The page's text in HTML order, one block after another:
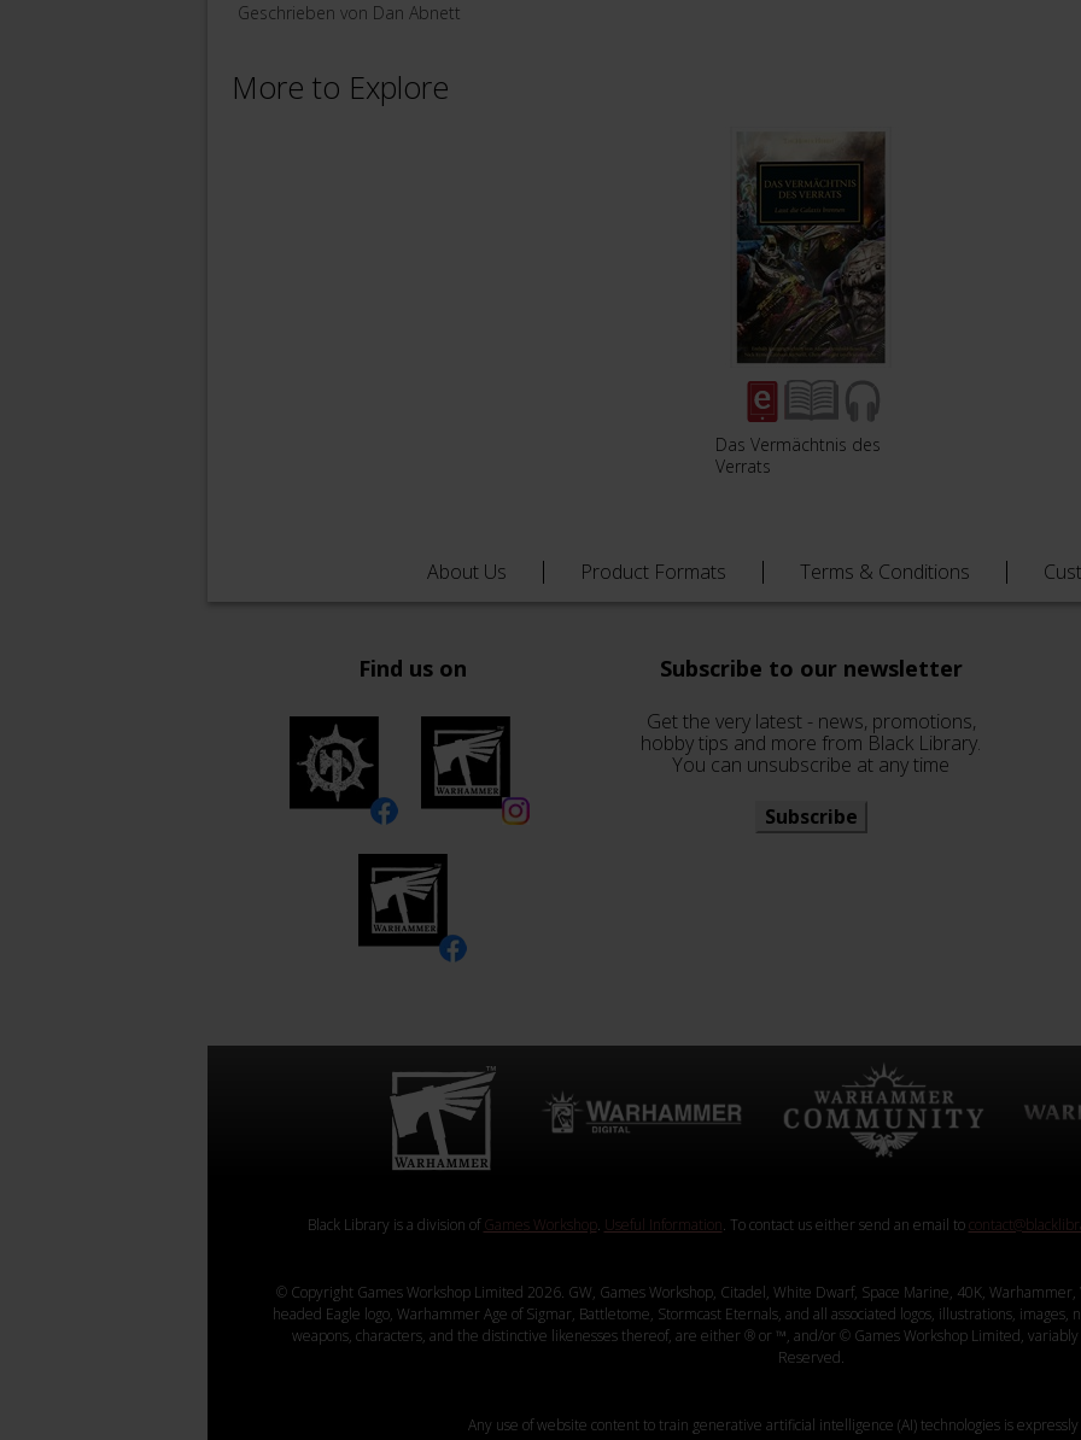
Geschrieben von Dan Abnett
More to Explore
Das Vermächtnis des
Verrats
About Us Product Formats Terms & Conditions
Find us on Subscribe to our newsletter
Get the very latest - news, promotions,
hobby tips and more from Black Library.
You can unsubscribe at any time
Subscribe
Black Library is a division ofGames Workshop. Useful Information. To contact us either send an email to
© Copyright Games Workshop Limited 2026. GW, Games Workshop, Citadel, White Dwarf, Space Marine, 40K,
headed Eagle logo, Warhammer Age of Sigmar, Battletome, Stormcast Eternals, and all associated logos, illustrations, images,
weapons, characters, and the distinctive likenesses thereof, are either ® or ™, and/or © Games Workshop Limited,
Reserved.
Any use of website content to train generative artificial intelligence (AI) technologies is